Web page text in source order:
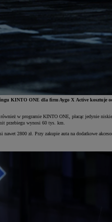
KINTO ONE dla firm Aygo X Active kosztuje
w programie KINTO ONE, płacąc jedynie
przebiegu wynosi 60 tys. km.
2800 zł. Przy zakupie auta na dodatkowe